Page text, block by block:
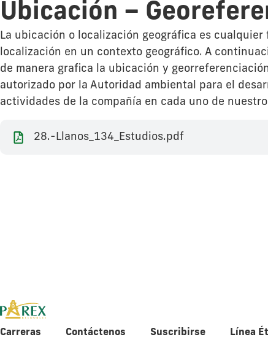
Ubicación –
La ubicación o localización geográfica es cualquier
localización en un contexto geográfico. A
de manera grafica la ubicación y
autorizado por la Autoridad ambiental para el
actividades de la compañía en cada uno de
28.-Llanos_134_Estudios.pdf
Carreras Contáctenos Suscribirse Línea